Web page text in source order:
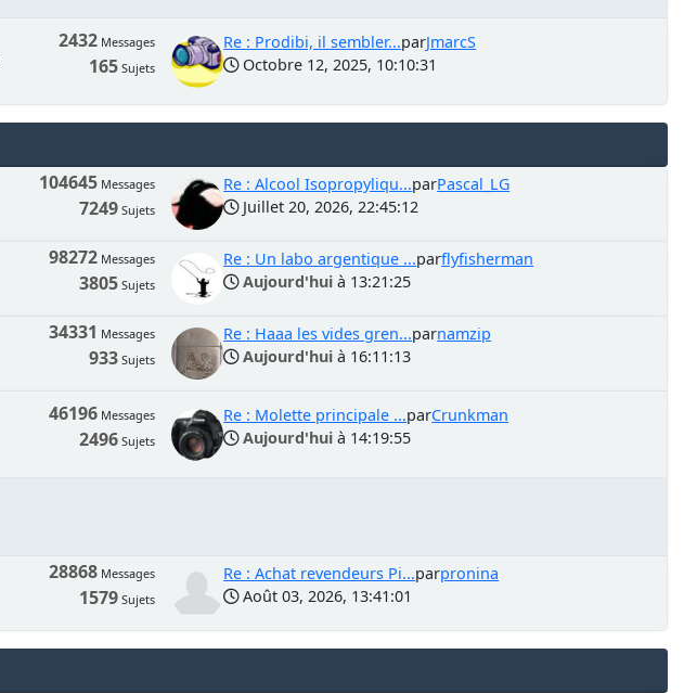
2432 Messages
165 Sujets
Re : Prodibi, il sembler...parJmarcS
Octobre 12, 2025, 10:10:31
104645 Messages
7249 Sujets
Re : Alcool Isopropyliqu...parPascal_LG
Juillet 20, 2026, 22:45:12
98272 Messages
3805 Sujets
Re : Un labo argentique ...parflyfisherman
Aujourd'hui à 13:21:25
34331 Messages
933 Sujets
Re : Haaa les vides gren...parnamzip
Aujourd'hui à 16:11:13
46196 Messages
2496 Sujets
Re : Molette principale ...parCrunkman
Aujourd'hui à 14:19:55
28868 Messages
1579 Sujets
Re : Achat revendeurs Pi...parpronina
Août 03, 2026, 13:41:01